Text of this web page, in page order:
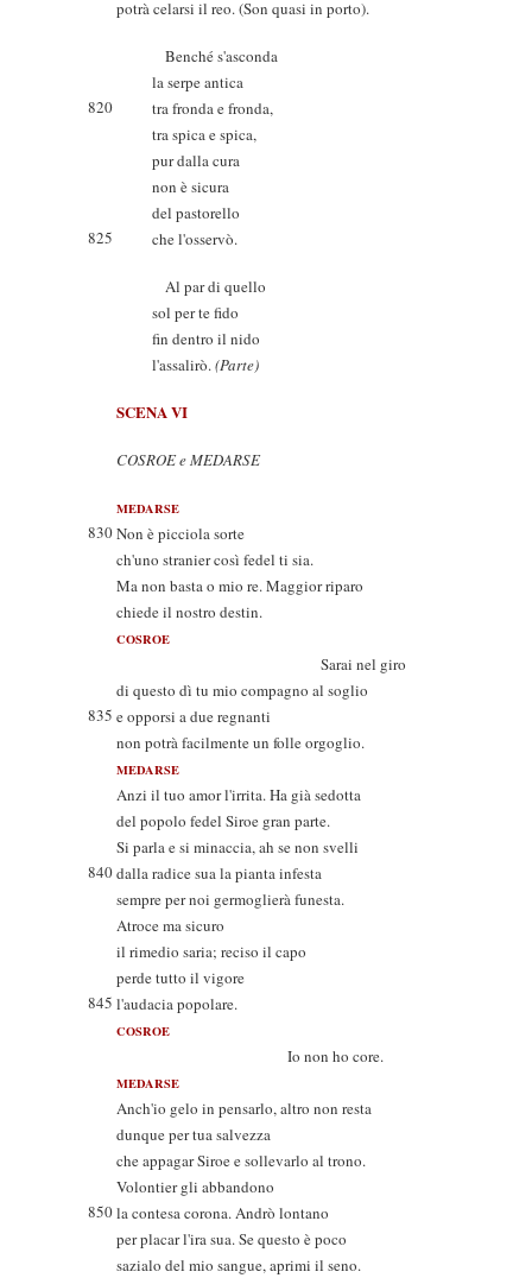
potrà celarsi il reo. (Son quasi in porto).
Benché s'asconda
la serpe antica
820
tra fronda e fronda,
tra spica e spica,
pur dalla cura
non è sicura
del pastorello
825
che l'osservò.
Al par di quello
sol per te fido
fin dentro il nido
l'assalirò.(Parte)
SCENA VI
COSROE e MEDARSE
MEDARSE
830Non è picciola sorte
ch'uno stranier così fedel ti sia.
Ma non basta o mio re. Maggior riparo
chiede il nostro destin.
COSROE
Sarai nel giro
di questo dì tu mio compagno al soglio
835 e opporsi a due regnanti
non potrà facilmente un folle orgoglio.
MEDARSE
Anzi il tuo amor l'irrita. Ha già sedotta
del popolo fedel Siroe gran parte.
Si parla e si minaccia, ah se non svelli
840dalla radice sua la pianta infesta
sempre per noi germoglierà funesta.
Atroce ma sicuro
il rimedio saria; reciso il capo
perde tutto il vigore
845 l'audacia popolare.
COSROE
Io non ho core.
MEDARSE
Anch'io gelo in pensarlo, altro non resta
dunque per tua salvezza
che appagar Siroe e sollevarlo al trono.
Volontier gli abbandono
850la contesa corona. Andrò lontano
per placar l'ira sua. Se questo è poco
sazialo del mio sangue, aprimi il seno.